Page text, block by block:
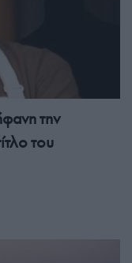
την
του